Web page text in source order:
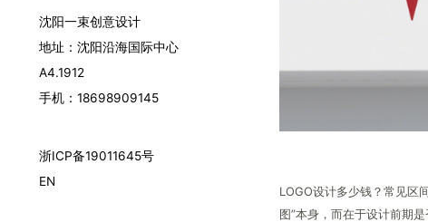
沈阳一束创意设计
地址：沈阳沿海国际中心
A4.1912
手机：18698909145
浙ICP备19011645号
EN
LOGO设计多少钱？常见区
图”本身，而在于设计前期